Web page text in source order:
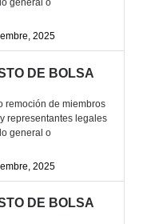
general o
2025
DE BOLSA
remoción de miembros
representantes legales
general o
2025
DE BOLSA